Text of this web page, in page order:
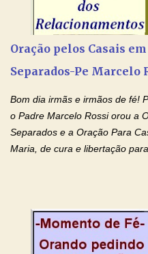
(Rezar durante nove dias
recorro a vós como
entregueis nas mãos do
o pedido). Acolhei, Nhá Chica,
Oração pelos Casais
Separados-Pe Marcelo
Bom dia irmãs e irmãos de fé!
o Padre Marcelo Rossi orou a
Separados e a Oração Para
Maria, de cura e libertação
no programa de rádio
relacionamentos. Seu
sofrendo? Então ouça o